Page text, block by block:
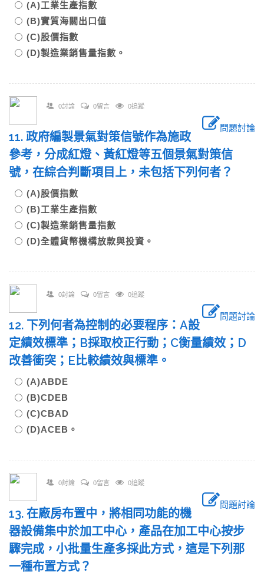
(A)工業生產指數
(B)實質海關出口值
(C)股價指數
(D)製造業銷售量指數。
0討論 0留言 0追蹤
問題討論
11. 政府編製景氣對策信號作為施政
參考，分成紅燈、黃紅燈等五個景氣對策信
號，在綜合判斷項目上，未包括下列何者？
(A)股價指數
(B)工業生產指數
(C)製造業銷售量指數
(D)全體貨幣機構放款與投資。
0討論 0留言 0追蹤
問題討論
12. 下列何者為控制的必要程序：A設
定績效標準；B採取校正行動；C衡量績效；D
改善衝突；E比較績效與標準。
(A)ABDE
(B)CDEB
(C)CBAD
(D)ACEB。
0討論 0留言 0追蹤
問題討論
13. 在廠房布置中，將相同功能的機
器設備集中於加工中心，產品在加工中心按步
驟完成，小批量生產多採此方式，這是下列那
一種布置方式？